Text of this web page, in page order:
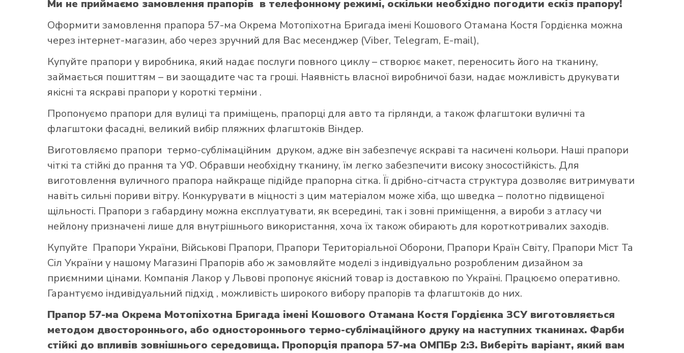
Ми не приймаємо замовлення прапорів в телефонному режимі, оскільки необхідно погодити ескіз прапору!
Оформити замовлення прапора 57-ма Окрема Мотопіхотна Бригада імені Кошового Отамана Костя Гордієнка можна
через інтернет-магазин, або через зручний для Вас месенджер (Viber, Telegram, E-mail),
Купуйте прапори у виробника, який надає послуги повного циклу – створює макет, переносить його на тканину,
займається пошиттям – ви заощадите час та гроші. Наявність власної виробничої бази, надає можливість друкувати
якісні та яскраві прапори у короткі терміни .
Пропонуємо прапори для вулиці та приміщень, прапорці для авто та гірлянди, а також флагштоки вуличні та
флагштоки фасадні, великий вибір пляжних флагштоків Віндер.
Виготовляємо прапори термо-сублімаційним друком, адже він забезпечує яскраві та насичені кольори. Наші прапори
чіткі та стійкі до прання та УФ. Обравши необхідну тканину, їм легко забезпечити високу зносостійкість. Для
виготовлення вуличного прапора найкраще підійде прапорна сітка. Її дрібно-сітчаста структура дозволяє витримувати
навіть сильні пориви вітру. Конкурувати в міцності з цим матеріалом може хіба, що шведка – полотно підвищеної
щільності. Прапори з габардину можна експлуатувати, як всередині, так і зовні приміщення, а вироби з атласу чи
нейлону призначені лише для внутрішнього використання, хоча їх також обирають для короткотривалих заходів.
Купуйте Прапори України, Військові Прапори, Прапори Територіальної Оборони, Прапори Країн Світу, Прапори Міст Та
Сіл України у нашому Магазині Прапорів або ж замовляйте моделі з індивідуально розробленим дизайном за
приємними цінами. Компанія Лакор у Львові пропонує якісний товар із доставкою по Україні. Працюємо оперативно.
Гарантуємо індивідуальний підхід , можливість широкого вибору прапорів та флагштоків до них.
Прапор 57-ма Окрема Мотопіхотна Бригада імені Кошового Отамана Костя Гордієнка ЗСУ виготовляється
методом двостороннього, або одностороннього термо-сублімаційного друку на наступних тканинах. Фарби
стійкі до впливів зовнішнього середовища. Пропорція прапора 57-ма ОМПБр 2:3. Виберіть варіант, який вам